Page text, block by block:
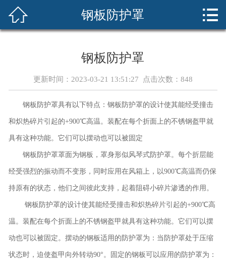
新闻资讯
案例展示
技术知识
联系我们
 钢板防护罩 
钢板防护罩
更新时间：2023-03-21 13:51:27 点击次数： 848
钢板防护罩具有以下特点：钢板防护罩的设计使其能经受撞击
和炽热碎片引起的+900℃高温。装配在每个折面上的不锈钢盔甲就
具有这种功能。它们可以摆动也可以被固定
钢板防护罩罩面为钢板，罩身形似风琴式防护罩。每个折层能
经受强烈的振动而不变形，同时应用在风箱上，以900℃高温而仍保
持原有的状态，他们之间彼此支持，起着阻碍小碎片渗透的作用。
钢板防护罩的设计使其能经受撞击和炽热碎片引起的+900℃高
温。装配在每个折面上的不锈钢盔甲就具有这种功能。它们可以摆
动也可以被固定。摆动的钢板适用的防护罩为：当防护罩处于压缩
状态时，迫使盔甲向外转动90°。固定的钢板可以应用的防护罩为：